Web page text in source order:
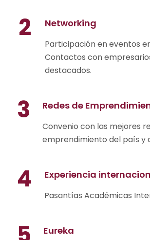
2 Networking
Participación en eventos
Contactos con
destacados.
3 Redes de
Convenio con las mejores
emprendimiento del país y
4 Experiencia
Pasantías Académicas
Eureka